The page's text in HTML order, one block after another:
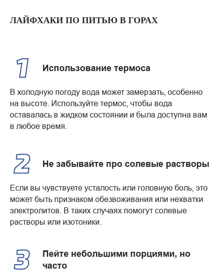
ЛАЙФХАКИ ПО ПИТЬЮ В ГОРАХ
Использование термоса
В холодную погоду вода может замерзать, особенно
на высоте. Используйте термос, чтобы вода
оставалась в жидком состоянии и была доступна вам
в любое время.
Не забывайте про солевые растворы
Если вы чувствуете усталость или головную боль, это
может быть признаком обезвоживания или нехватки
электролитов. В таких случаях помогут солевые
растворы или изотоники.
Пейте небольшими порциями, но
часто